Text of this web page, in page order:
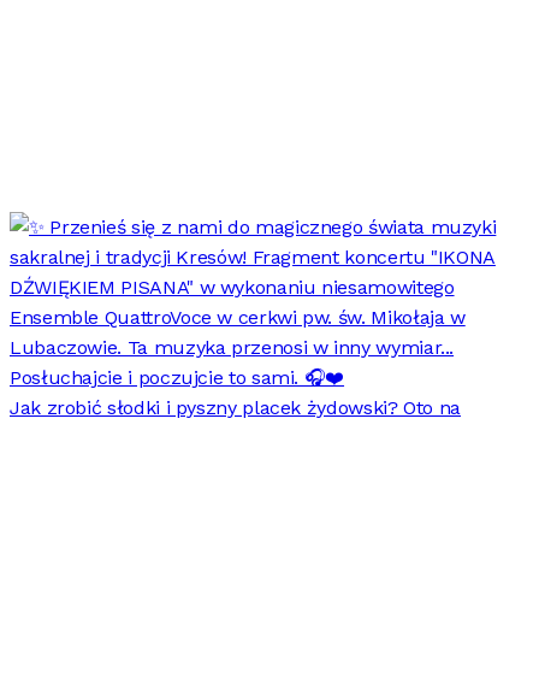
Jak zrobić słodki i pyszny placek żydowski? Oto na